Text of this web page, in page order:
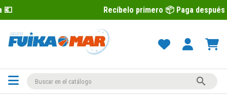
Recíbelo primero 📦 Paga después con Sequra 💶
